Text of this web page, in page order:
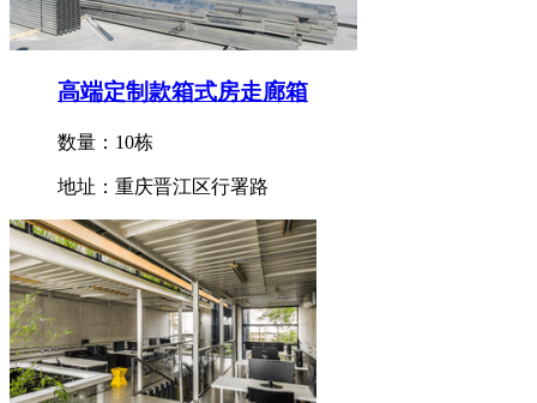
高端定制款箱式房走廊箱
数量：10栋
地址：重庆晋江区行署路